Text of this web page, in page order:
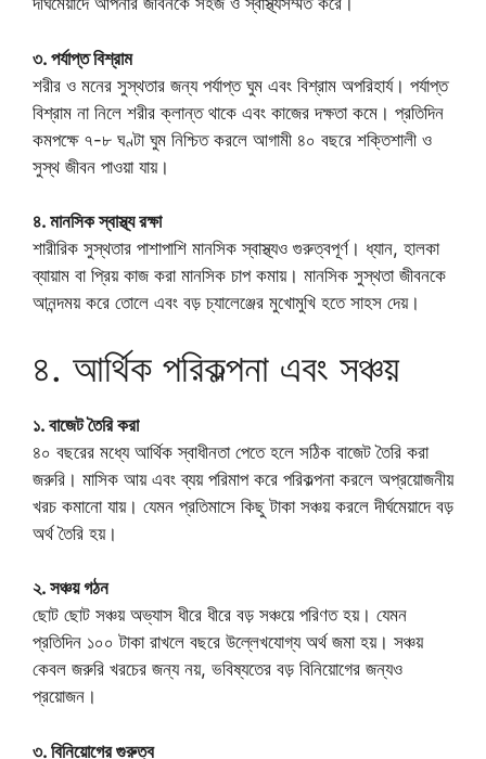
৩. পর্যাপ্ত বিশ্রাম
শরীর ও মনের সুস্থতার জন্য পর্যাপ্ত ঘুম এবং বিশ্রাম অপরিহার্য। পর্যাপ্ত
বিশ্রাম না নিলে শরীর ক্লান্ত থাকে এবং কাজের দক্ষতা কমে। প্রতিদিন
কমপক্ষে ৭-৮ ঘণ্টা ঘুম নিশ্চিত করলে আগামী ৪০ বছরে শক্তিশালী ও
সুস্থ জীবন পাওয়া যায়।
৪. মানসিক স্বাস্থ্য রক্ষা
শারীরিক সুস্থতার পাশাপাশি মানসিক স্বাস্থ্যও গুরুত্বপূর্ণ। ধ্যান, হালকা
ব্যায়াম বা প্রিয় কাজ করা মানসিক চাপ কমায়। মানসিক সুস্থতা জীবনকে
আনন্দময় করে তোলে এবং বড় চ্যালেঞ্জের মুখোমুখি হতে সাহস দেয়।
৪. আর্থিক পরিকল্পনা এবং সঞ্চয়
১. বাজেট তৈরি করা
৪০ বছরের মধ্যে আর্থিক স্বাধীনতা পেতে হলে সঠিক বাজেট তৈরি করা
জরুরি। মাসিক আয় এবং ব্যয় পরিমাপ করে পরিকল্পনা করলে অপ্রয়োজনীয়
খরচ কমানো যায়। যেমন প্রতিমাসে কিছু টাকা সঞ্চয় করলে দীর্ঘমেয়াদে বড়
অর্থ তৈরি হয়।
২. সঞ্চয় গঠন
ছোট ছোট সঞ্চয় অভ্যাস ধীরে ধীরে বড় সঞ্চয়ে পরিণত হয়। যেমন
প্রতিদিন ১০০ টাকা রাখলে বছরে উল্লেখযোগ্য অর্থ জমা হয়। সঞ্চয়
কেবল জরুরি খরচের জন্য নয়, ভবিষ্যতের বড় বিনিয়োগের জন্যও
প্রয়োজন।
৩. বিনিয়োগের গুরুত্ব